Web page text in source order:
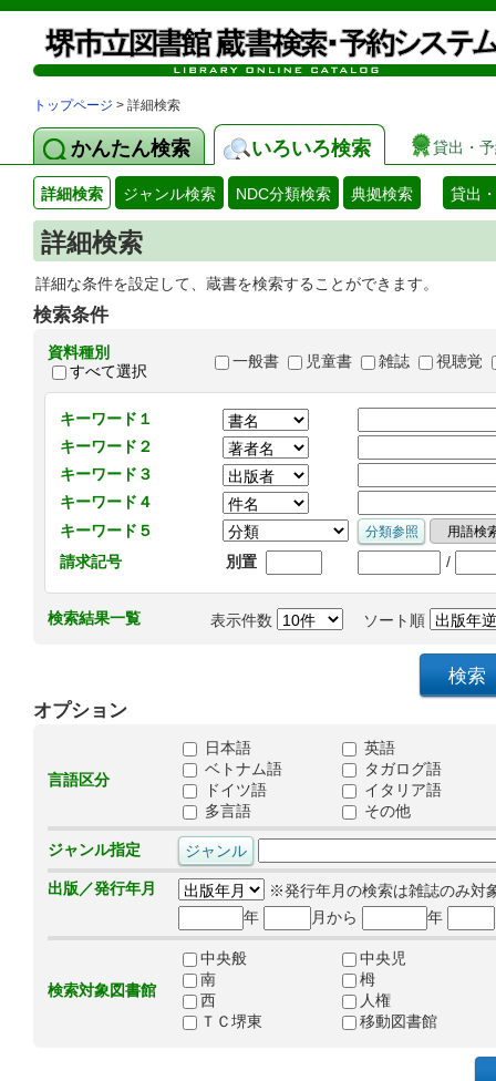
トップページ > 詳細検索
かんたん検索 いろいろ検索 貸出・
詳細検索 ジャンル検索 NDC分類検索 典拠検索 貸出
詳細検索
詳細な条件を設定して、蔵書を検索することができます。
検索条件
資料種別
すべて選択
一般書 児童書 雑誌 視聴覚
キーワード１
キーワード２
キーワード３
キーワード４
キーワード５
請求記号
別置 /
検索結果一覧 表示件数 ソート順
オプション
言語区分
日本語
英語
ベトナム語
タガログ語
ドイツ語
イタリア語
多言語
その他
ジャンル指定
出版／発行年月
※発行年月の検索は雑誌のみ対
年
月から 年
検索対象図書館
中央般
中央児
南
栂
西
人権
ＴＣ堺東
移動図書館